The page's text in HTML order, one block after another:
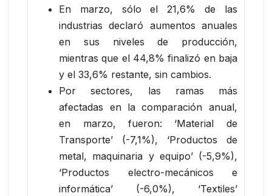
En marzo, sólo el 21,6% de las
industrias declaró aumentos anuales
en sus niveles de producción,
mientras que el 44,8% finalizó en baja
y el 33,6% restante, sin cambios.
Por sectores, las ramas más
afectadas en la comparación anual,
en marzo, fueron: ‘Material de
Transporte’ (-7,1%), ‘Productos de
metal, maquinaria y equipo’ (-5,9%),
‘Productos electro-mecánicos e
informática’ (-6,0%), ‘Textiles’